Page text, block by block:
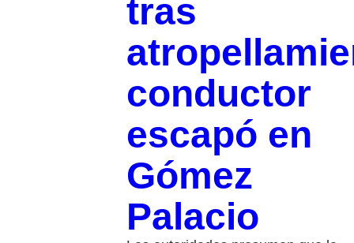
tras
conductor
escapó en
Gómez
Palacio